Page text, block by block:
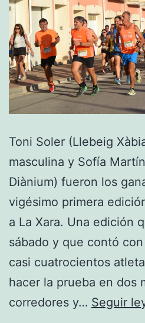
Toni Soler (Llebeig
masculina y Sofía
Diànium) fueron los
vigésimo primera
a La Xara. Una edición
sábado y que contó
casi cuatrocientos
hacer la prueba en dos
corredores y… Seguir